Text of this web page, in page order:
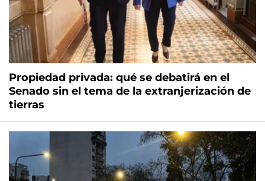
Propiedad privada: qué se debatirá en el
Senado sin el tema de la extranjerización de
tierras